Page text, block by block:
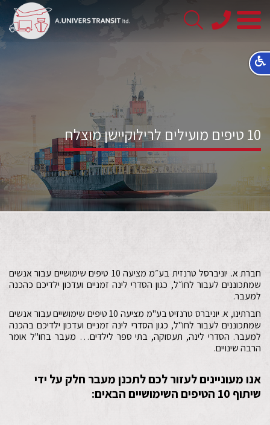
08-
8563145
10 טיפים מועילים לרילוקיישן מוצלח
חברת א. יוניברסל טרנזית בע״מ מציעה 10 טיפים שימושיים עבור אנשים
שמתכוננים לעבור לחו״ל, כגון הסדרי לינה זמניים ועדכון ילדיכם כהכנה
למעבר.
חברתינו, א. יוניברס טרנזיט בע"מ מציעה 10 טיפים שימושיים עבור אנשים
שמתכוננים לעבור לחו"ל, כגון הסדרי לינה זמניים ועדכון ילדיכם בהכנה
למעבר. הסדרי לינה, תעסוקה, בתי ספר לילדים… מעבר בחו"ל אומר
הרבה שינויים.
אנו מעוניינים לעזור לכם לתכנן מעבר חלק על ידי
שיתוף 10 הטיפים השימושיים הבאים: